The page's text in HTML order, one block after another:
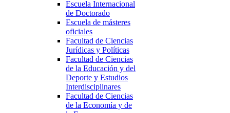
Escuela Internacional
de Doctorado
Escuela de másteres
oficiales
Facultad de Ciencias
Jurídicas y Políticas
Facultad de Ciencias
de la Educación y del
Deporte y Estudios
Interdisciplinares
Facultad de Ciencias
de la Economía y de